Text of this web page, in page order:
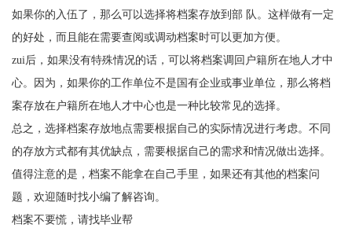
如果你的入伍了，那么可以选择将档案存放到部 队。这样做有一定
的好处，而且能在需要查阅或调动档案时可以更加方便。
zui后，如果没有特殊情况的话，可以将档案调回户籍所在地人才中
心。因为，如果你的工作单位不是国有企业或事业单位，那么将档
案存放在户籍所在地人才中心也是一种比较常见的选择。
总之，选择档案存放地点需要根据自己的实际情况进行考虑。不同
的存放方式都有其优缺点，需要根据自己的需求和情况做出选择。
值得注意的是，档案不能拿在自己手里，如果还有其他的档案问
题，欢迎随时找小编了解咨询。
档案不要慌，请找毕业帮